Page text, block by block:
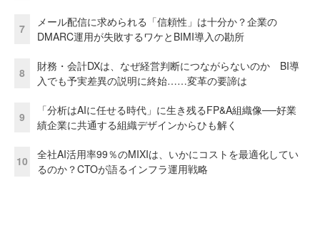
7
メール配信に求められる「信頼性」は十分か？企業の
DMARC運用が失敗するワケとBIMI導入の勘所
8
財務・会計DXは、なぜ経営判断につながらないのか BI導
入でも予実差異の説明に終始……変革の要諦は
9
「分析はAIに任せる時代」に生き残るFP&A組織像──好業
績企業に共通する組織デザインからひも解く
10
全社AI活用率99％のMIXIは、いかにコストを最適化してい
るのか？CTOが語るインフラ運用戦略